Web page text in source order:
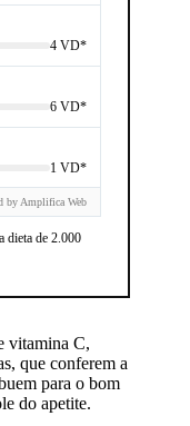
4 VD*
6 VD*
1 VD*
by Amplifica Web
dieta de 2.000
vitamina C,
que conferem a
para o bom
do apetite.